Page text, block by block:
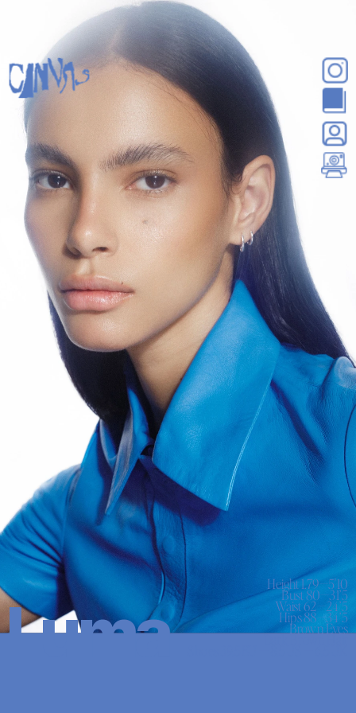
Height 1.79—5'10
Bust 80—31’5
Waist 62—24’5
Hips 88—34’5
Brown Eyes
Luma